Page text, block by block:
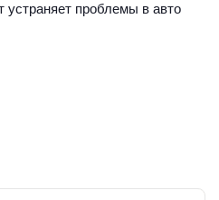
устраняет проблемы в авто